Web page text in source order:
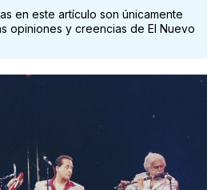
en este artículo son únicamente
opiniones y creencias de El Nuevo